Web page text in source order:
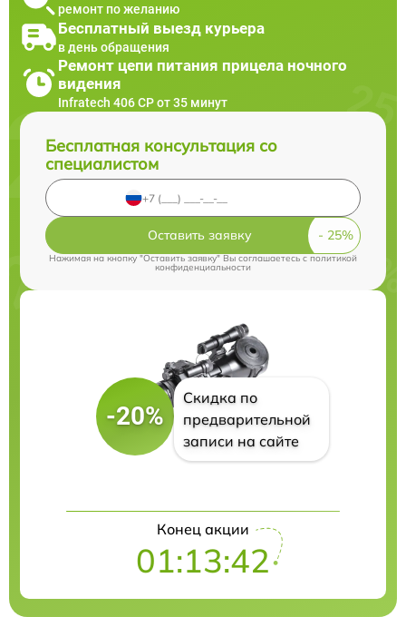
ремонт по желанию
Бесплатный выезд курьера
в день обращения
Ремонт цепи питания прицела ночного
видения
Infratech 406 СР от 35 минут
Бесплатная консультация со
специалистом
Оставить заявку
Нажимая на кнопку "Оставить заявку" Вы соглашаетесь cполитикой
конфиденциальности
-20%
Скидка по
предварительной
записи на сайте
Конец акции
01:13:41